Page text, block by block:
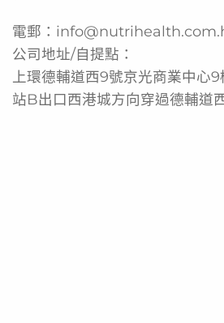
有助改善營養狀況及健康成效
產品功能
為慢性及危重病人提供全面營養
電郵：
公司地址/自提點：
上環德輔道西9號京光商業中心
站B出口西港城方向穿過德輔道